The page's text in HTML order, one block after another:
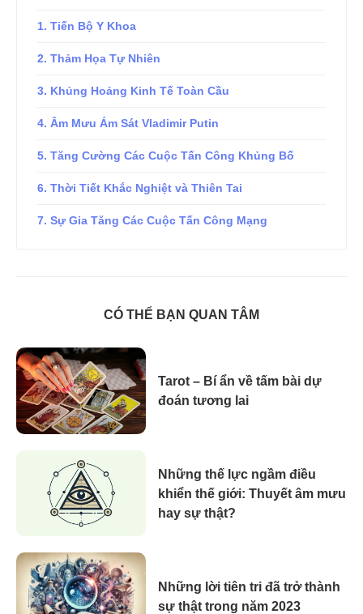
1. Tiến Bộ Y Khoa
2. Thảm Họa Tự Nhiên
3. Khủng Hoảng Kinh Tế Toàn Cầu
4. Âm Mưu Ám Sát Vladimir Putin
5. Tăng Cường Các Cuộc Tấn Công Khủng Bố
6. Thời Tiết Khắc Nghiệt và Thiên Tai
7. Sự Gia Tăng Các Cuộc Tấn Công Mạng
CÓ THỂ BẠN QUAN TÂM
Tarot – Bí ẩn về tấm bài dự
đoán tương lai
Những thế lực ngầm điều
khiển thế giới: Thuyết âm mưu
hay sự thật?
Những lời tiên tri đã trở thành
sự thật trong năm 2023